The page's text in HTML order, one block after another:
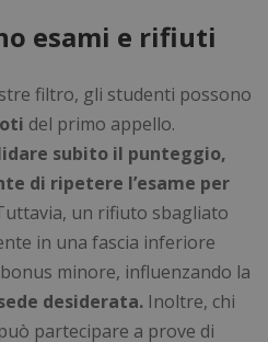
esami e rifiuti
filtro, gli studenti possono
del primo appello.
subito il punteggio,
di ripetere l’esame per
un rifiuto sbagliato
in una fascia inferiore
minore, influenzando la
desiderata. Inoltre, chi
partecipare a prove di